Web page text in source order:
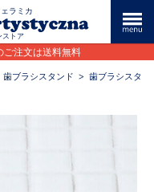
ラミカ
ストア
ご注文は送料無料
歯ブラシスタンド > 歯ブラシスタ